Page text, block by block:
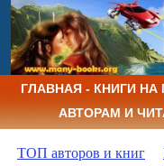
ГЛАВНАЯ - КНИГИ НА
АВТОРАМ И
ТОП авторов и книг